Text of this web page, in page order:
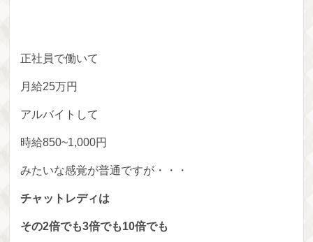
正社員で働いて
月給25万円
アルバイトして
時給850~1,000円
みたいな感覚が普通ですが・・・
チャットレディは
その2倍でも3倍でも10倍でも